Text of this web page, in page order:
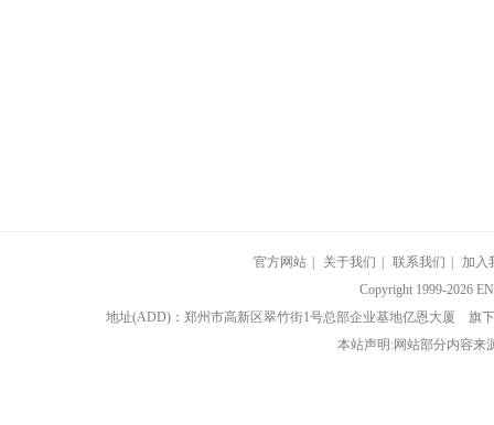
官方网站 关于我们 联系我们
加入
Copyright 1999-2026
地址(ADD)：郑州市高新区翠竹街1号总部企业基地亿恩大厦 旗
本站声明:网站部分内容来